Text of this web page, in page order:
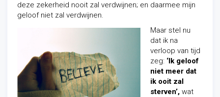
deze zekerheid nooit zal verdwijnen; en daarmee mijn
geloof niet zal verdwijnen.
Maar stel nu
dat ik na
verloop van tijd
zeg: ‘Ik geloof
niet meer dat
ik ooit zal
sterven’, wat